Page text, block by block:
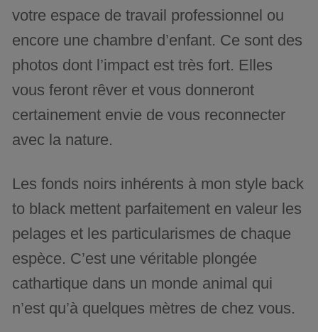
votre espace de travail professionnel ou
encore une chambre d’enfant. Ce sont des
photos dont l’impact est très fort. Elles
vous feront rêver et vous donneront
certainement envie de vous reconnecter
avec la nature.
Les fonds noirs inhérents à mon style back
to black mettent parfaitement en valeur les
pelages et les particularismes de chaque
espèce. C’est une véritable plongée
cathartique dans un monde animal qui
n’est qu’à quelques mètres de chez vous.